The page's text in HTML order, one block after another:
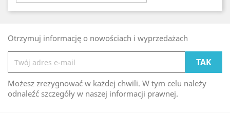
Otrzymuj informację o nowościach i wyprzedażach
Możesz zrezygnować w każdej chwili. W tym celu należy
odnaleźć szczegóły w naszej informacji prawnej.